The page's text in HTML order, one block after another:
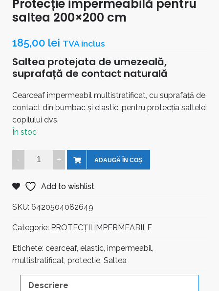
Protecție impermeabilă pentru
saltea 200×200 cm
185,00 lei TVA inclus
Saltea protejata de umezeală,
suprafață de contact naturală
Cearceaf impermeabil multistratificat, cu suprafață de
contact din bumbac și elastic, pentru protecția saltelei
copilului dvs.
În stoc
Protecție
impermeabilă
pentru
saltea
200x200
quantity
ADAUGĂ ÎN COȘ
Add to wishlist
SKU: 6420504082649
Categorie: PROTECȚII IMPERMEABILE
Etichete: cearceaf, elastic, impermeabil,
multistratificat, protectie, Saltea
Descriere